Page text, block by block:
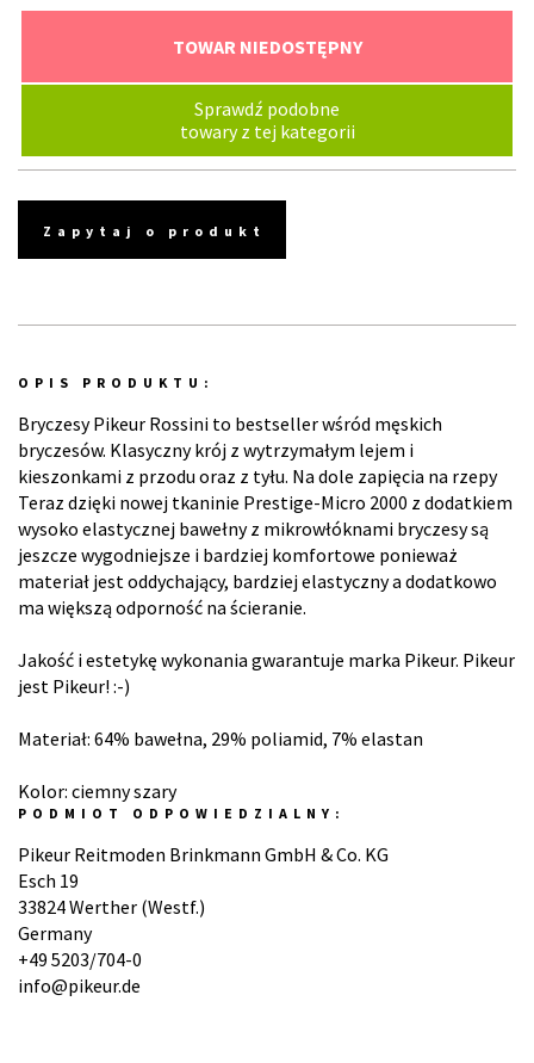
TOWAR NIEDOSTĘPNY
Sprawdź podobne
towary z tej kategorii
Zapytaj o produkt
OPIS PRODUKTU:
Bryczesy Pikeur Rossini to bestseller wśród męskich
bryczesów. Klasyczny krój z wytrzymałym lejem i
kieszonkami z przodu oraz z tyłu. Na dole zapięcia na rzepy
Teraz dzięki nowej tkaninie Prestige-Micro 2000 z dodatkiem
wysoko elastycznej bawełny z mikrowłóknami bryczesy są
jeszcze wygodniejsze i bardziej komfortowe ponieważ
materiał jest oddychający, bardziej elastyczny a dodatkowo
ma większą odporność na ścieranie.
Jakość i estetykę wykonania gwarantuje marka Pikeur. Pikeur
jest Pikeur! :-)
Materiał: 64% bawełna, 29% poliamid, 7% elastan
Kolor: ciemny szary
PODMIOT ODPOWIEDZIALNY:
Pikeur Reitmoden Brinkmann GmbH & Co. KG
Esch 19
33824 Werther (Westf.)
Germany
+49 5203/704-0
info@pikeur.de